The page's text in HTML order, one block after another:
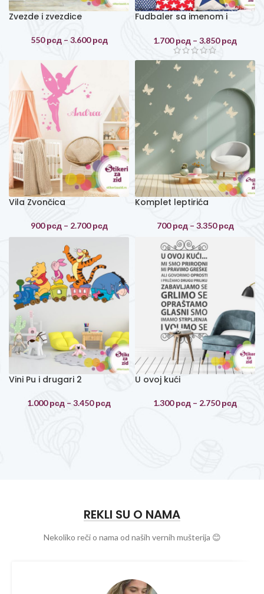
Zvezde i zvezdice
550рсд – 3.600рсд
Fudbaler sa imenom i
1.700рсд – 3.850рсд
Vila Zvončica
900рсд – 2.700рсд
Komplet leptirića
700рсд – 3.350рсд
Vini Pu i drugari 2
1.000рсд – 3.450рсд
U ovoj kući
1.300рсд – 2.750рсд
REKLI SU O NAMA
Nekoliko reči o nama od naših vernih mušterija 😊